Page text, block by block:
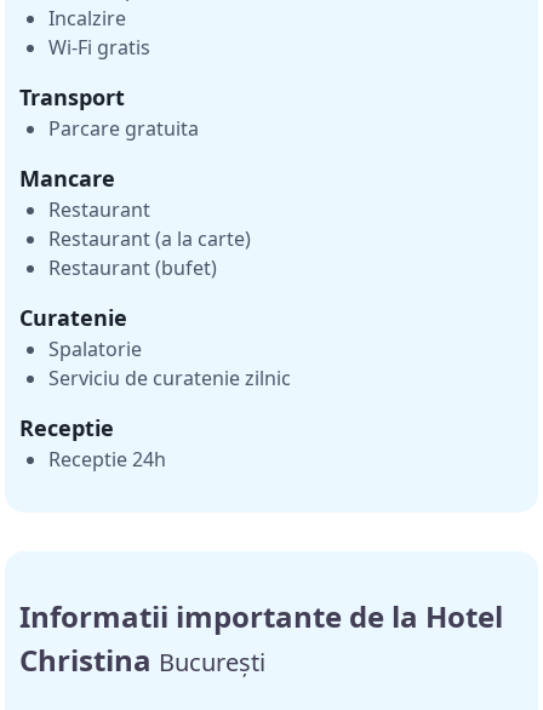
Incalzire
Wi-Fi gratis
Transport
Parcare gratuita
Mancare
Restaurant
Restaurant (a la carte)
Restaurant (bufet)
Curatenie
Spalatorie
Serviciu de curatenie zilnic
Receptie
Receptie 24h
Informatii importante de la Hotel
Christina București